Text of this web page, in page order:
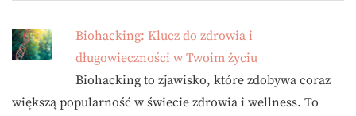
Biohacking: Klucz do zdrowia i
długowieczności w Twoim życiu
Biohacking to zjawisko, które zdobywa coraz
większą popularność w świecie zdrowia i wellness. To